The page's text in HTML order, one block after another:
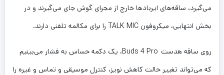
می‌گیرد، ساقه‌های ایربادها خارج از مجرای گوش جای می‌گیرند و در
بخش انتهایی، میکروفون TALK MIC را برای مکالمه تلفنی دارند.
روی ساقه هدست
Buds 4 Pro، یک دکمه حساس به فشار می‌بینیم
که می‌تواند تغییر حالت کاهش نویز، کنترل موسیقی و تماس و غیره را